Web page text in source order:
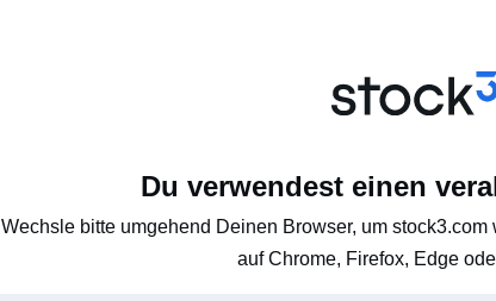
Du verwendest einen
Wechsle bitte umgehend Deinen Browser, um
auf Chrome, Firefox, Edge